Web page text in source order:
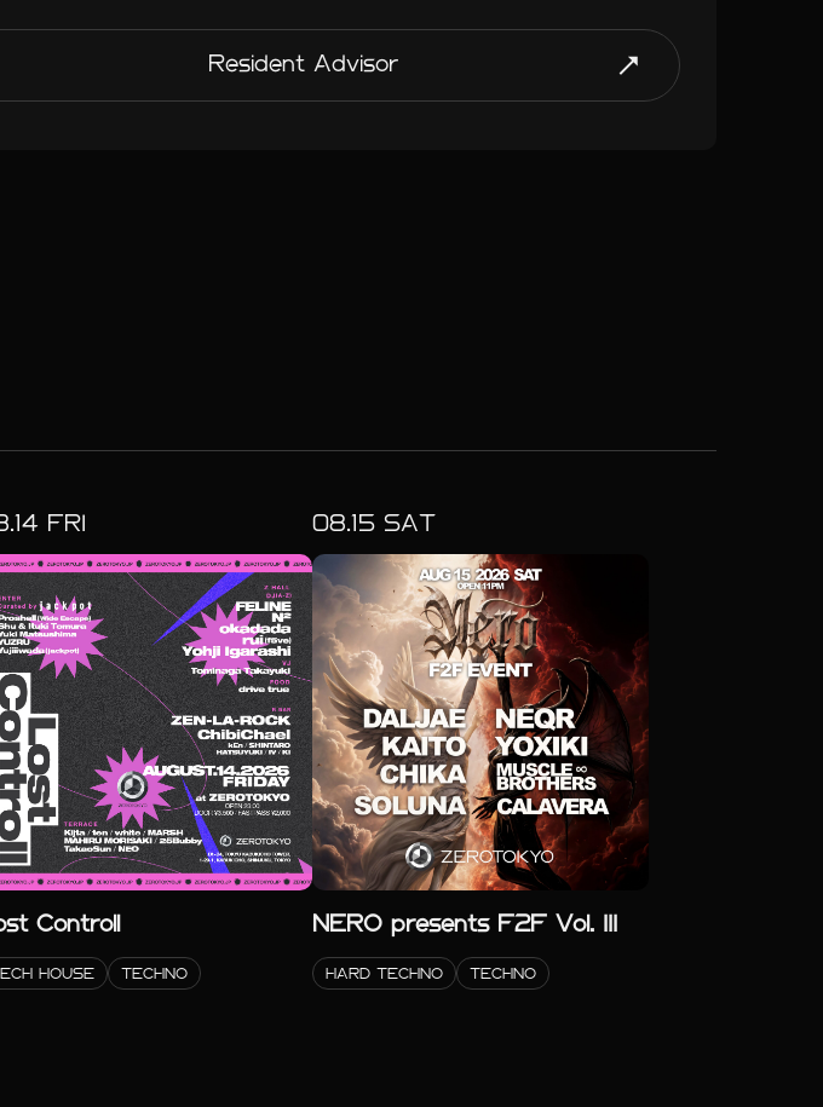
Resident Advisor
14 FRI
Controll
HOUSE TECHNO
08.15 SAT
NERO presents F2F Vol. III
HARD TECHNO TECHNO